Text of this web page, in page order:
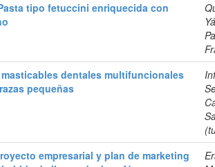
tipo fetuccini enriquecida con
masticables dentales multifuncionales
pequeñas
empresarial y plan de marketing